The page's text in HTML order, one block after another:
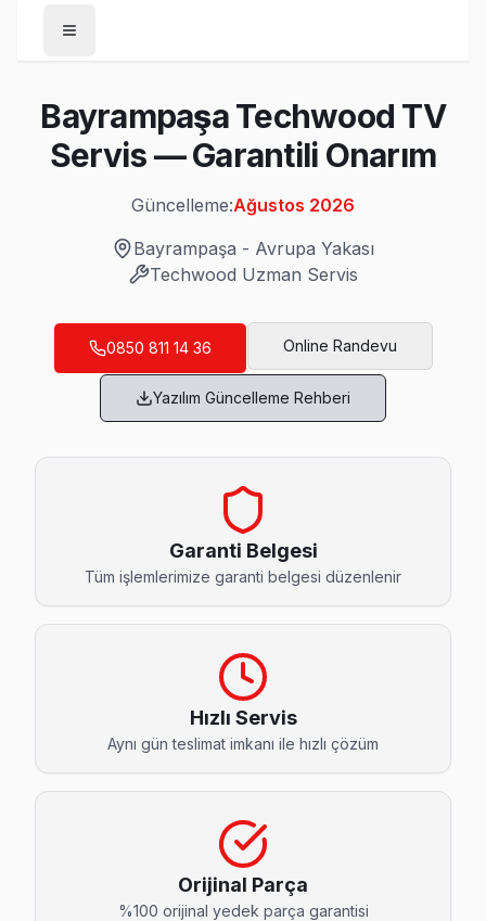
/Bayrampaşa
/Techwood
Son Güncelleme:Ağustos 2026
Bayrampaşa'da Mahalle Mahalle
Altıntepsi Techwood Servis
Techwood TV HDMI port arızası Altıntepsi adresine
Cevatpaşa Techwood Servis
Bayrampaşa'da Cevatpaşa mahallesi için Techwood TV
Cevatpaşa Techwood Anakart Tamiri →
İsmetpaşa Techwood Servis
İsmetpaşa Techwood Açılmıyor Arıza →
Kartaltepe Techwood Servis
Kartaltepe'deki Techwood TV kullanıcılarına ikinci el
Kocatepe Techwood Servis
Kocatepe'den gelen Techwood TV arızaları arasında en
Kocatepe Techwood Anakart Tamiri →
Bayrampaşa Techwood TV
Servis — Garantili Onarım
Güncelleme:Ağustos 2026
Bayrampaşa - Avrupa Yakası
Techwood Uzman Servis
0850 811 14 36 Online Randevu
Yazılım Güncelleme Rehberi
Garanti Belgesi
Tüm işlemlerimize garanti belgesi düzenlenir
Hızlı Servis
Aynı gün teslimat imkanı ile hızlı çözüm
Orijinal Parça
%100 orijinal yedek parça garantisi